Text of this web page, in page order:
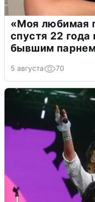
«Моя любимая
спустя 22 года
бывшим
5 августа 70